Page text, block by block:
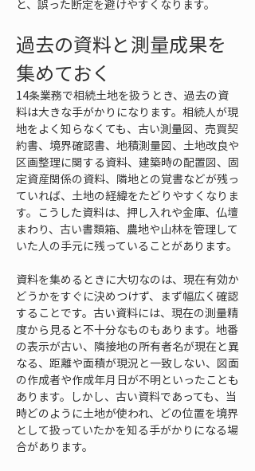
と、誤った断定を避けやすくなります。
過去の資料と測量成果を
集めておく
14条業務で相続土地を扱うとき、過去の資
料は大きな手がかりになります。相続人が現
地をよく知らなくても、古い測量図、売買契
約書、境界確認書、地積測量図、土地改良や
区画整理に関する資料、建築時の配置図、固
定資産関係の資料、隣地との覚書などが残っ
ていれば、土地の経緯をたどりやすくなりま
す。こうした資料は、押し入れや金庫、仏壇
まわり、古い書類箱、農地や山林を管理して
いた人の手元に残っていることがあります。
資料を集めるときに大切なのは、現在有効か
どうかをすぐに決めつけず、まず幅広く確認
することです。古い資料には、現在の測量精
度から見ると不十分なものもあります。地番
の表示が古い、隣接地の所有者名が現在と異
なる、距離や面積が現況と一致しない、図面
の作成者や作成年月日が不明といったことも
あります。しかし、古い資料であっても、当
時どのように土地が使われ、どの位置を境界
として扱っていたかを知る手がかりになる場
合があります。